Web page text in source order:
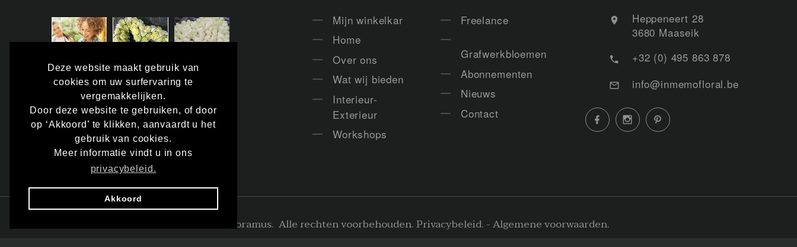
Deze website maakt gebruik van
cookies om uw surfervaring te
vergemakkelijken.
Door deze website te gebruiken, of door
op ‘Akkoord’ te klikken, aanvaardt u het
gebruik van cookies.
Meer informatie vindt u in ons
privacybeleid.
Akkoord
Mijn winkelkar
Home
Over ons
Wat wij bieden
Interieur-
Exterieur
Workshops
Freelance
Grafwerkbloemen
Abonnementen
Nieuws
Contact
Heppeneert 28
3680 Maaseik
+32 (0) 495 863 878
info@inmemofloral.be
©2026Floramus. Alle rechten voorbehouden.Privacybeleid. -Algemene voorwaarden.